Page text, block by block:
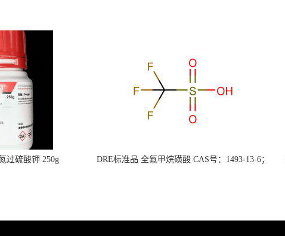
过硫酸钾 250g
DRE标准品 全氟甲烷磺酸 CAS号：1493-13-6；